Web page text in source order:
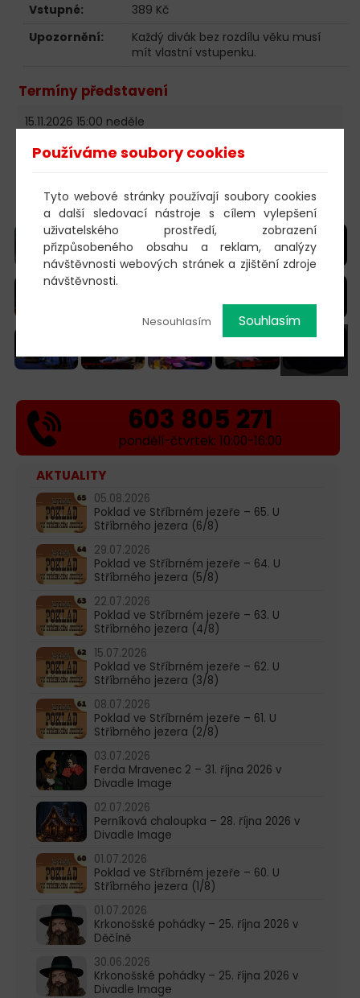
Vstupné:
389 Kč
Upozornění:
Každý divák bez rozdílu věku musí
mít vlastní vstupenku.
Termíny představení
15.11.2026 15:00 neděle
Fotogalerie
+ 30
603 805 271
pondělí-čtvrtek: 10:00-16:00
AKTUALITY
05.08.2026
Poklad ve Stříbrném jezeře – 65. U
Stříbrného jezera (6/8)
29.07.2026
Poklad ve Stříbrném jezeře – 64. U
Stříbrného jezera (5/8)
22.07.2026
Poklad ve Stříbrném jezeře – 63. U
Stříbrného jezera (4/8)
15.07.2026
Poklad ve Stříbrném jezeře – 62. U
Stříbrného jezera (3/8)
08.07.2026
Poklad ve Stříbrném jezeře – 61. U
Stříbrného jezera (2/8)
03.07.2026
Ferda Mravenec 2 – 31. října 2026 v
Divadle Image
02.07.2026
Perníková chaloupka – 28. října 2026 v
Divadle Image
01.07.2026
Poklad ve Stříbrném jezeře – 60. U
Stříbrného jezera (1/8)
01.07.2026
Krkonošské pohádky – 25. října 2026 v
Děčíně
30.06.2026
Krkonošské pohádky – 25. října 2026 v
Divadle Image
Používáme soubory cookies
Tyto webové stránky používají soubory cookies
a další sledovací nástroje s cílem vylepšení
uživatelského prostředí, zobrazení
přizpůsobeného obsahu a reklam, analýzy
návštěvnosti webových stránek a zjištění zdroje
návštěvnosti.
Nesouhlasím Souhlasím